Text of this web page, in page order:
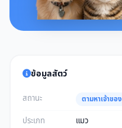
ข้อมูลสัตว์
สถานะ ตามหาเจ้าของ
ประเภท
แมว